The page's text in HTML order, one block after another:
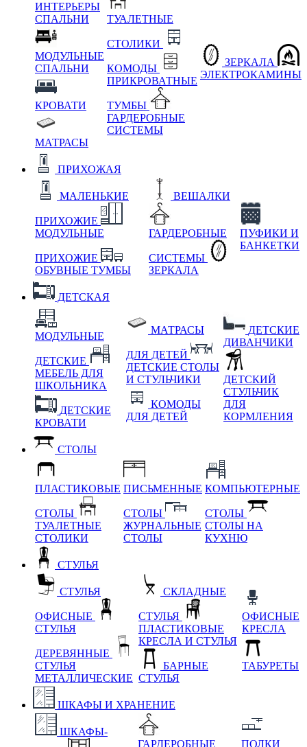
ИНТЕРЬЕРЫ
СПАЛЬНИ
МОДУЛЬНЫЕ
СПАЛЬНИ
КРОВАТИ
МАТРАСЫ
ТУАЛЕТНЫЕ
СТОЛИКИ
КОМОДЫ
ПРИКРОВАТНЫЕ
ТУМБЫ
ГАРДЕРОБНЫЕ
СИСТЕМЫ
ЗЕРКАЛА
ЭЛЕКТРОКАМИНЫ
ПРИХОЖАЯ
МАЛЕНЬКИЕ
ПРИХОЖИЕ
МОДУЛЬНЫЕ
ПРИХОЖИЕ
ОБУВНЫЕ ТУМБЫ
ВЕШАЛКИ
ГАРДЕРОБНЫЕ
СИСТЕМЫ
ЗЕРКАЛА
ПУФИКИ И
БАНКЕТКИ
ДЕТСКАЯ
МОДУЛЬНЫЕ
ДЕТСКИЕ
МЕБЕЛЬ ДЛЯ
ШКОЛЬНИКА
ДЕТСКИЕ
КРОВАТИ
МАТРАСЫ
ДЛЯ ДЕТЕЙ
ДЕТСКИЕ СТОЛЫ
И СТУЛЬЧИКИ
КОМОДЫ
ДЛЯ ДЕТЕЙ
ДЕТСКИЕ
ДИВАНЧИКИ
ДЕТСКИЙ
СТУЛЬЧИК
ДЛЯ
КОРМЛЕНИЯ
СТОЛЫ
ПЛАСТИКОВЫЕ
СТОЛЫ
ТУАЛЕТНЫЕ
СТОЛИКИ
ПИСЬМЕННЫЕ
СТОЛЫ
ЖУРНАЛЬНЫЕ
СТОЛЫ
КОМПЬЮТЕРНЫЕ
СТОЛЫ
СТОЛЫ НА
КУХНЮ
СТУЛЬЯ
СТУЛЬЯ
ОФИСНЫЕ
СТУЛЬЯ
ДЕРЕВЯННЫЕ
СТУЛЬЯ
МЕТАЛЛИЧЕСКИЕ
СКЛАДНЫЕ
СТУЛЬЯ
ПЛАСТИКОВЫЕ
КРЕСЛА И СТУЛЬЯ
БАРНЫЕ
СТУЛЬЯ
ОФИСНЫЕ
КРЕСЛА
ТАБУРЕТЫ
ШКАФЫ И ХРАНЕНИЕ
ШКАФЫ-
ГАРДЕРОБНЫЕ
ПОЛКИ